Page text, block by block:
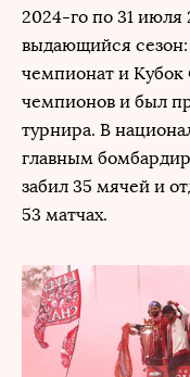
2024-го по 31
выдающийся
чемпионат и Кубок
чемпионов и был
турнира. В
главным
забил 35 мячей и
53 матчах.